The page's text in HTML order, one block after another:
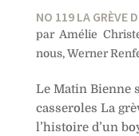
NO 119 LA GRÈVE
par Amélie
nous,Werner
Le Matin Bienne
casseroles La
l’histoire d’un